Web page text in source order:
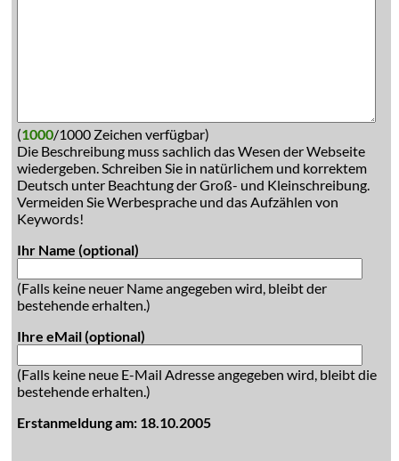
(1000/1000 Zeichen verfügbar)
Die Beschreibung muss sachlich das Wesen der Webseite
wiedergeben. Schreiben Sie in natürlichem und korrektem
Deutsch unter Beachtung der Groß- und Kleinschreibung.
Vermeiden Sie Werbesprache und das Aufzählen von
Keywords!
Ihr Name (optional)
(Falls keine neuer Name angegeben wird, bleibt der
bestehende erhalten.)
Ihre eMail (optional)
(Falls keine neue E-Mail Adresse angegeben wird, bleibt die
bestehende erhalten.)
Erstanmeldung am: 18.10.2005